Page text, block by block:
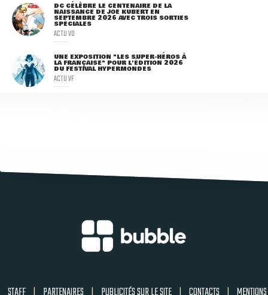
DC CÉLÈBRE LE CENTENAIRE DE LA
NAISSANCE DE JOE KUBERT EN
SEPTEMBRE 2026 AVEC TROIS SORTIES
SPÉCIALES
ACTU VO
UNE EXPOSITION "LES SUPER-HÉROS À
LA FRANÇAISE" POUR L'ÉDITION 2026
DU FESTIVAL HYPERMONDES
ACTU VF